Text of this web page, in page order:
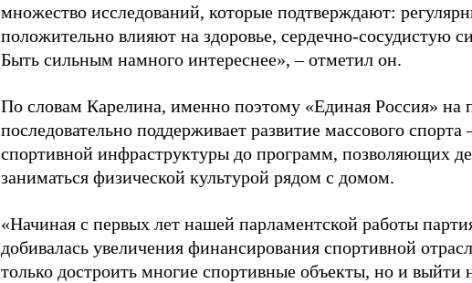
множество исследований, которые подтверждают:
положительно влияют на здоровье, сердечно-сосудистую
Быть сильным намного интереснее», – отметил он.
По словам Карелина, именно поэтому «Единая Россия» на
последовательно поддерживает развитие массового спорта
спортивной инфраструктуры до программ, позволяющих
заниматься физической культурой рядом с домом.
«Начиная с первых лет нашей парламентской работы
добивалась увеличения финансирования спортивной
только достроить многие спортивные объекты, но и выйти